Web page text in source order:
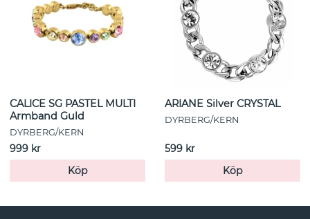
CALICE SG PASTEL MULTI
Armband Guld
DYRBERG/KERN
999 kr
Köp
ARIANE Silver CRYSTAL
DYRBERG/KERN
599 kr
Köp